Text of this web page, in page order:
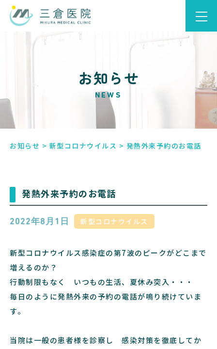
お知らせ
NEWS
お知らせ > 新型コロナウイルス > 発熱外来予約のお電話
発熱外来予約のお電話
2022年8月1日 新型コロナウイルス
新型コロナウイルス感染症の第7波のピークがどこまで
増えるのか？
行動制限もなく いつもの生活、夏休み突入・・・
毎日のように発熱外来の予約の電話が鳴り続けていま
す。
当院は一般の患者様を診察し 感染対策を徹底してか